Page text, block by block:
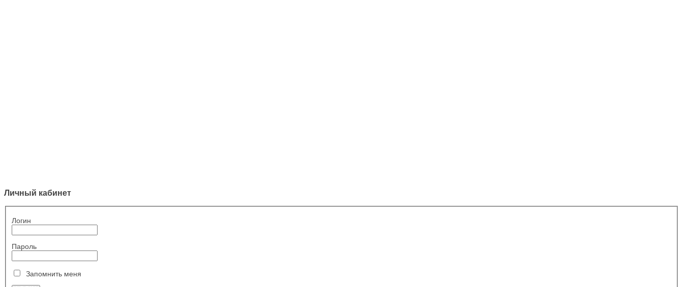
Личный кабинет
Логин
Пароль
Запомнить меня